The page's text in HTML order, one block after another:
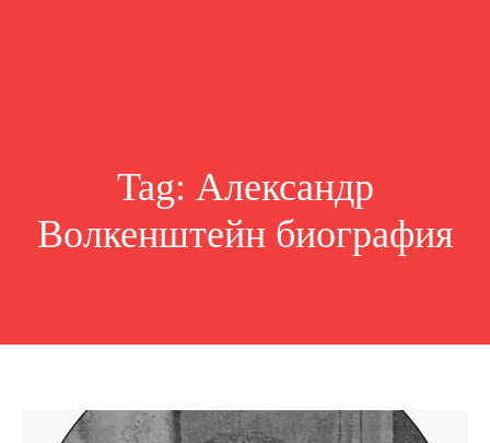
Tag: Александр
Волкенштейн биография